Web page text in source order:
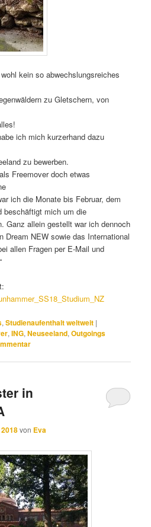
kein so abwechslungsreiches
zu Gletschern, von
ich mich kurzerhand dazu
zu bewerben.
Freemover doch etwas
ich die Monate bis Februar, dem
beschäftigt mich um die
Ganz allein gestellt war ich dennoch
Dream NEW sowie das International
allen Fragen per E-Mail und
,Studienaufenthalt weltweit |
,ING,Neuseeland,Outgoings
in
von Eva